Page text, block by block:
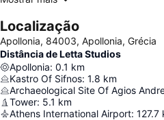
Localização
Apollonia, 84003, Apollonia, Grécia
Distância de Letta Studios
Apollonia: 0.1 km
Kastro Of Sifnos: 1.8 km
Archaeological Site Of Agios
Tower: 5.1 km
Athens International Airport: 127.7